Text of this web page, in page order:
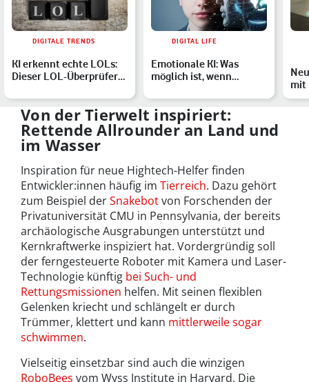
DIGITALE TRENDS
KI erkennt echte LOLs:
Dieser LOL-Überprüfer
DIGITAL LIFE
Emotionale KI: Was
möglich ist, wenn
erkennen
mit
Von der Tierwelt inspiriert:
Rettende Allrounder an Land und
im Wasser
Inspiration für neue Hightech-Helfer finden
Entwickler:innen häufig im Tierreich. Dazu gehört
zum Beispiel derSnakebotvon Forschenden der
Privatuniversität CMU in Pennsylvania, der bereits
archäologische Ausgrabungen unterstützt und
Kernkraftwerke inspiziert hat. Vordergründig soll
der ferngesteuerte Roboter mit Kamera und Laser-
Technologie künftig bei Such- und
Rettungsmissionen helfen. Mit seinen flexiblen
Gelenken kriecht und schlängelt er durch
Trümmer, klettert und kann mittlerweile sogar
schwimmen.
Vielseitig einsetzbar sind auch die winzigen
RoboBees vom Wyss Institute in Harvard. Die